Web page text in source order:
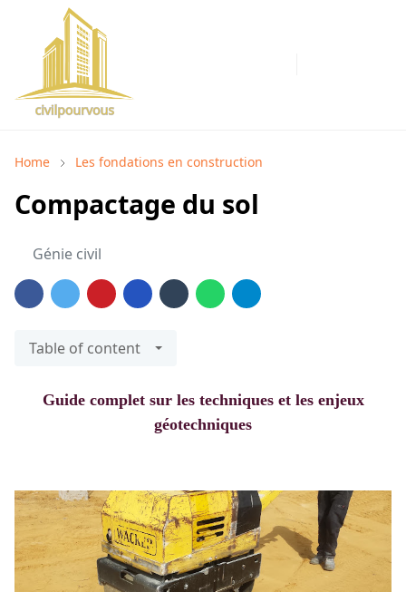
Home Les fondations en construction
Compactage du sol
Génie civil
Table of content
Guide complet sur les techniques et les enjeux
géotechniques